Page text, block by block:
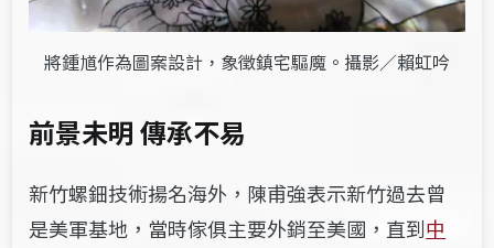
將鍾馗作為圖案設計，象徵鎮宅驅魔。攝影／賴虹吟
前景未明 傳承不易
新竹螺鈿技術揚名海外，陳甫強表示新竹過去曾
是美軍基地，當時傢俱主要外銷至美國，直到中